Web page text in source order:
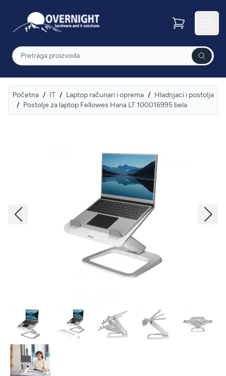
Overnight
Pretraga
Početna / IT / Laptop računari i oprema / Hladnjaci i postolja
/ Postolje za laptop Fellowes Hana LT 100016995 bela